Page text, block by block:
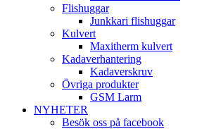
Flishuggar
Junkkari flishuggar
Kulvert
Maxitherm kulvert
Kadaverhantering
Kadaverskruv
Övriga produkter
GSM Larm
NYHETER
Besök oss på facebook